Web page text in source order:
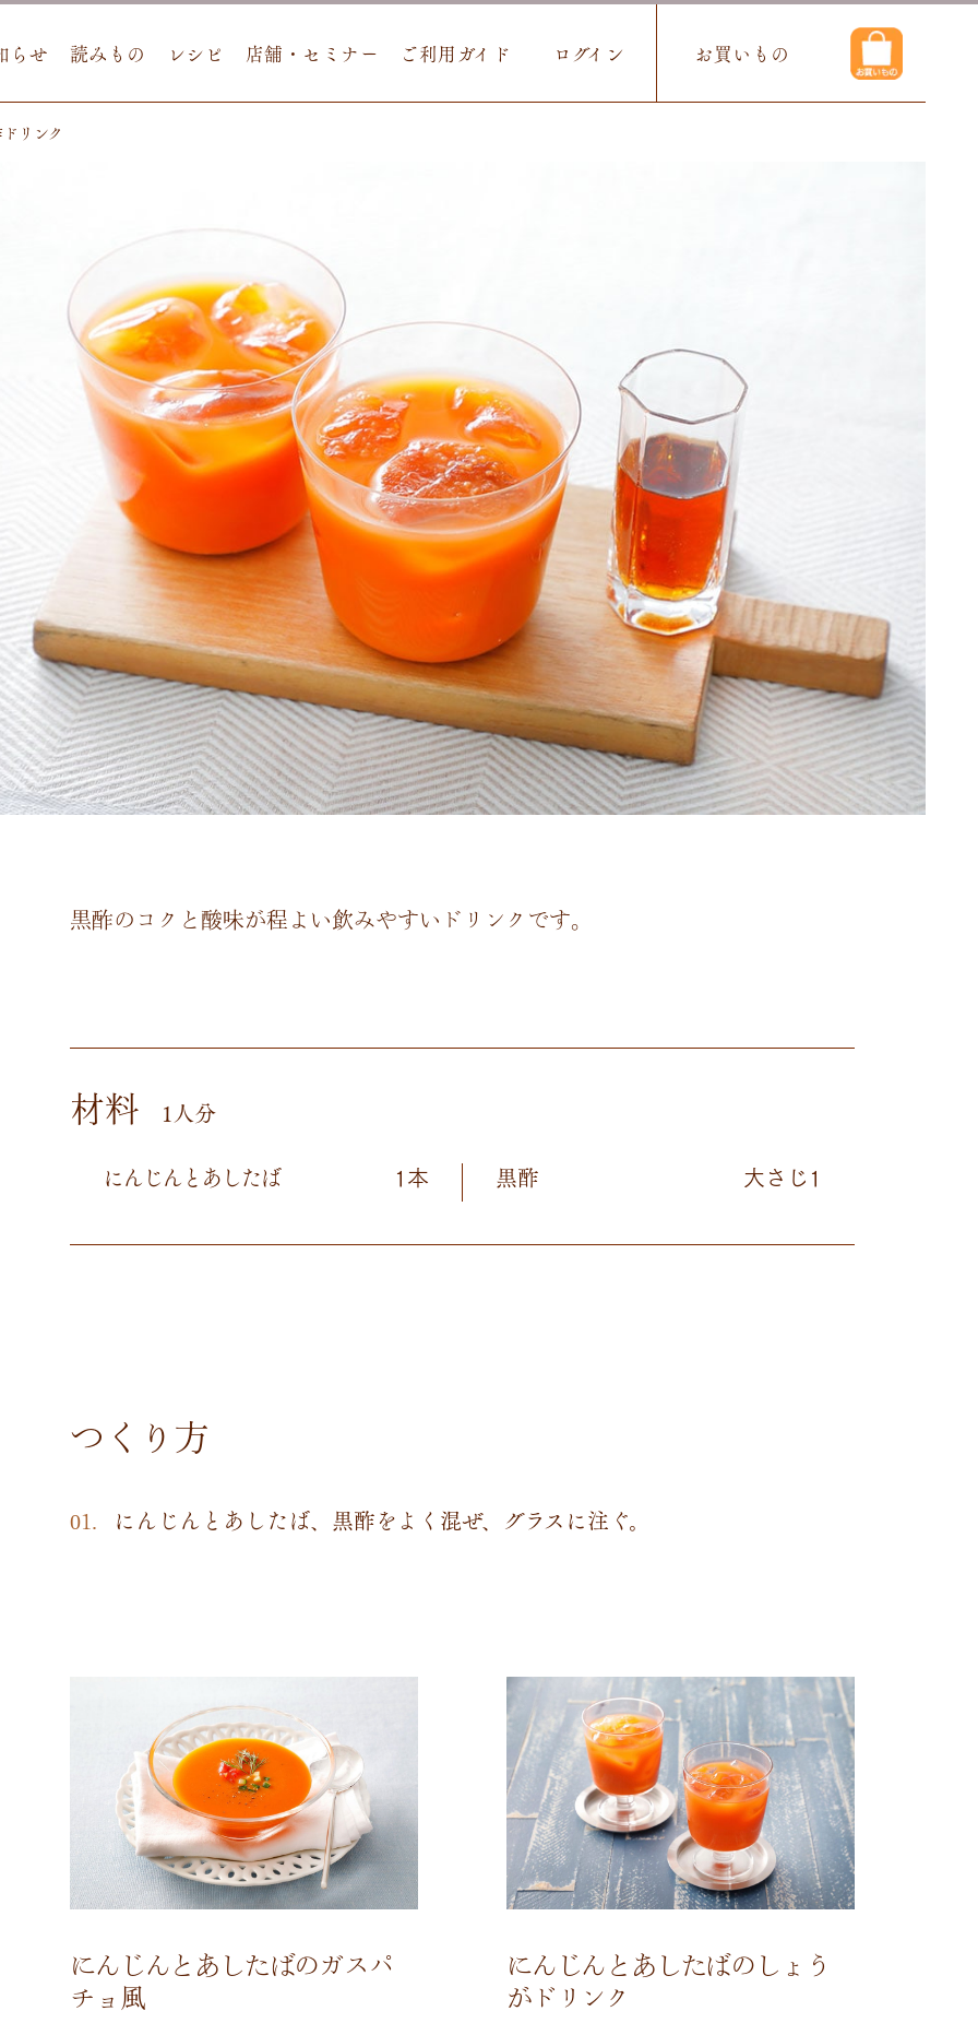
らせ 読みもの レシピ 店舗・セミナー ご利用ガイド ログイン お買いもの
リンク
黒酢のコクと酸味が程よい飲みやすいドリンクです。
材料
1人分
にんじんとあしたば
1本 黒酢 大さじ1
つくり方
にんじんとあしたば、黒酢をよく混ぜ、グラスに注ぐ。
にんじんとあしたばのガスパ
チョ風
にんじんとあしたばのしょう
がドリンク